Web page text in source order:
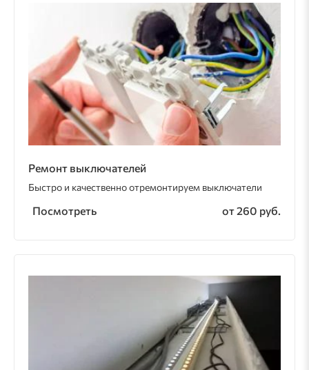
Ремонт выключателей
Быстро и качественно отремонтируем выключатели
Посмотреть от 260 руб.